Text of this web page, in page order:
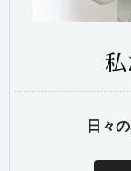
私
日々